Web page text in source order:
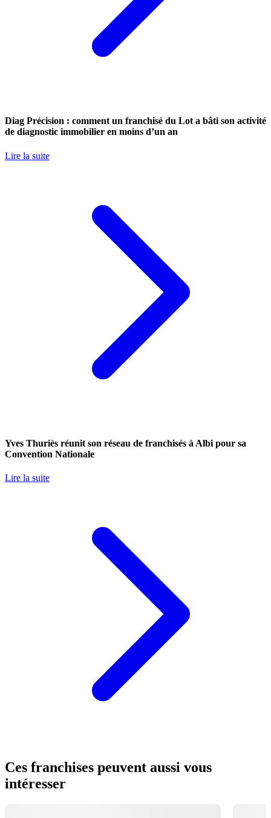
Diag Précision : comment un franchisé du Lot a bâti son activité
de diagnostic immobilier en moins d’un an
Lire la suite
Yves Thuriès réunit son réseau de franchisés à Albi pour sa
Convention Nationale
Lire la suite
Ces franchises peuvent aussi vous
intéresser